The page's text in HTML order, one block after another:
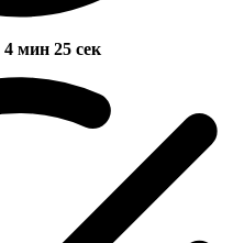
4 мин 25 сек